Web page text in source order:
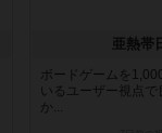
亜熱帯
ボードゲームを
いるユーザー視点で
か...